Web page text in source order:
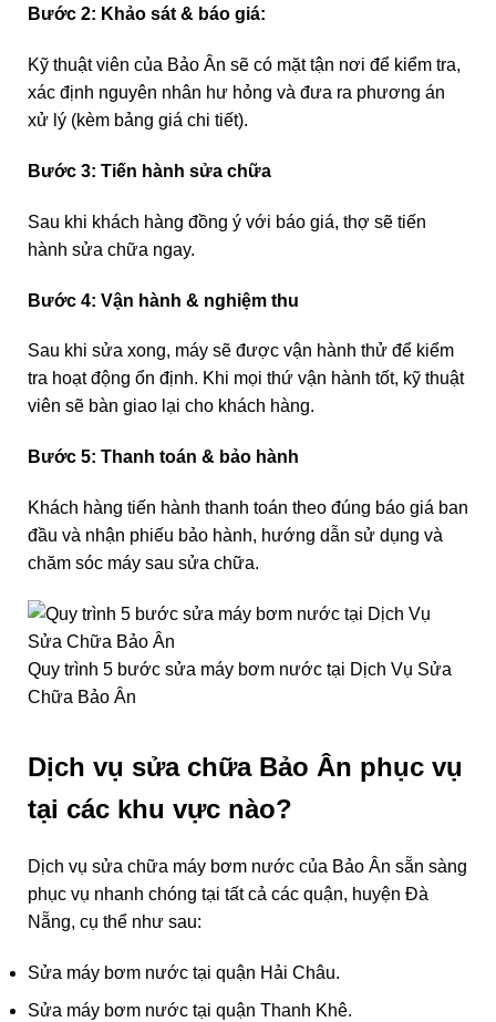
Bước 2: Khảo sát & báo giá:
Kỹ thuật viên của Bảo Ân sẽ có mặt tận nơi để kiểm tra,
xác định nguyên nhân hư hỏng và đưa ra phương án
xử lý (kèm bảng giá chi tiết).
Bước 3: Tiến hành sửa chữa
Sau khi khách hàng đồng ý với báo giá, thợ sẽ tiến
hành sửa chữa ngay.
Bước 4: Vận hành & nghiệm thu
Sau khi sửa xong, máy sẽ được vận hành thử để kiểm
tra hoạt động ổn định. Khi mọi thứ vận hành tốt, kỹ thuật
viên sẽ bàn giao lại cho khách hàng.
Bước 5: Thanh toán & bảo hành
Khách hàng tiến hành thanh toán theo đúng báo giá ban
đầu và nhận phiếu bảo hành, hướng dẫn sử dụng và
chăm sóc máy sau sửa chữa.
Quy trình 5 bước sửa máy bơm nước tại Dịch Vụ Sửa
Chữa Bảo Ân
Dịch vụ sửa chữa Bảo Ân phục vụ
tại các khu vực nào?
Dịch vụ sửa chữa máy bơm nước của Bảo Ân sẵn sàng
phục vụ nhanh chóng tại tất cả các quận, huyện Đà
Nẵng, cụ thể như sau:
Sửa máy bơm nước tại quận Hải Châu.
Sửa máy bơm nước tại quận Thanh Khê.